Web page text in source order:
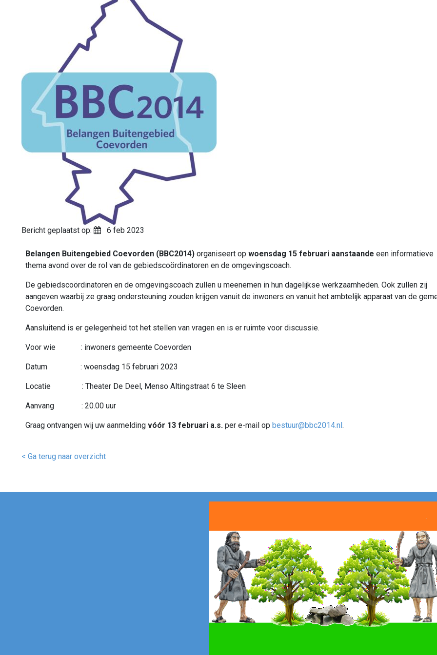
Bericht geplaatst op: 6 feb 2023
Belangen Buitengebied Coevorden (BBC2014) organiseert op woensdag 15 februari aanstaande een informatieve
thema avond over de rol van de gebiedscoördinatoren en de omgevingscoach.
De gebiedscoördinatoren en de omgevingscoach zullen u meenemen in hun dagelijkse werkzaamheden. Ook zullen zij
aangeven waarbij ze graag ondersteuning zouden krijgen vanuit de inwoners en vanuit het ambtelijk apparaat van de
Coevorden.
Aansluitend is er gelegenheid tot het stellen van vragen en is er ruimte voor discussie.
Voor wie : inwoners gemeente Coevorden
Datum : woensdag 15 februari 2023
Locatie : Theater De Deel, Menso Altingstraat 6 te Sleen
Aanvang : 20.00 uur
Graag ontvangen wij uw aanmelding vóór 13 februari a.s. per e-mail op bestuur@bbc2014.nl.
< Ga terug naar overzicht